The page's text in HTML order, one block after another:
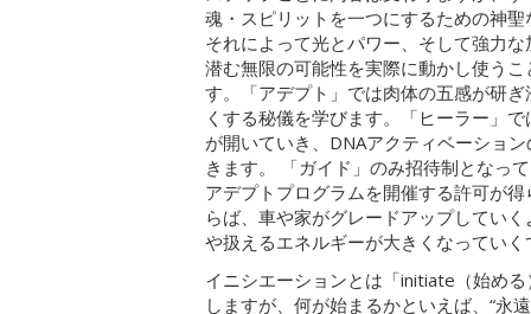
魂・スピリットを一つにするための神
それによって光とパワー、そして強力
潜む無限の可能性を実際に動かし使う
す。「アデプト」では肉体の五感が研
くする秘儀を学びます。「ヒーラー」
が開いていき、DNAアクティベーショ
きます。 「ガイド」のみ招待制となっ
アデプトプログラムを開催する許可が
らば、車や家がグレードアップしてい
や扱えるエネルギーが大きくなっていく
イニシエーションとは「initiate（始め
しますが、何が始まるかといえば、“永